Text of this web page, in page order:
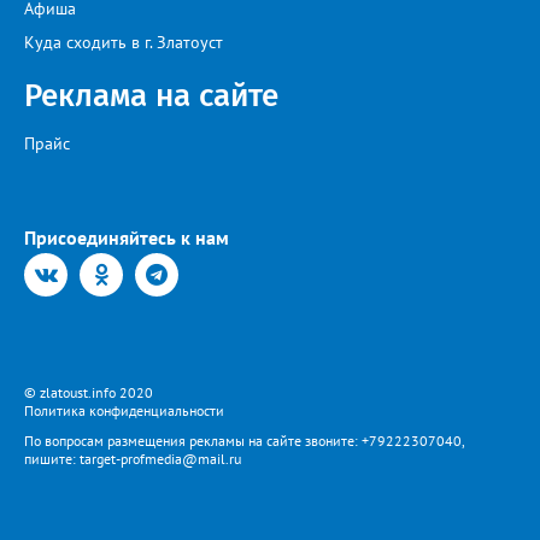
Представитель «Водоснабжения» уверяет: предприятие делает
всё возможное, «чтобы завершить восстановительные работы в
Когда будет восстановлена подача воды в дом №88 в
комментарии не уточняется.
Афиша
Куда сходить в г. Златоуст
Реклама на сайте
Прайс
Присоединяйтесь к нам
© zlatoust.info 2020
Политика конфиденциальности
По вопросам размещения рекламы на сайте звоните: +79222307040,
пишите: target-profmedia@mail.ru